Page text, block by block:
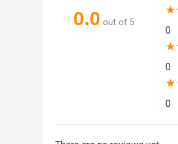
0.0 out of 5
★
0
★
0
★
0